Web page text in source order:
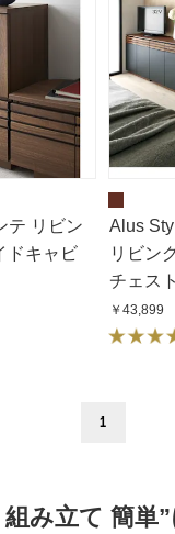
テ リビン
ドキャビ
Alus
リビン
チェス
クトホ
チェス
￥43,899
1
み立て 簡単